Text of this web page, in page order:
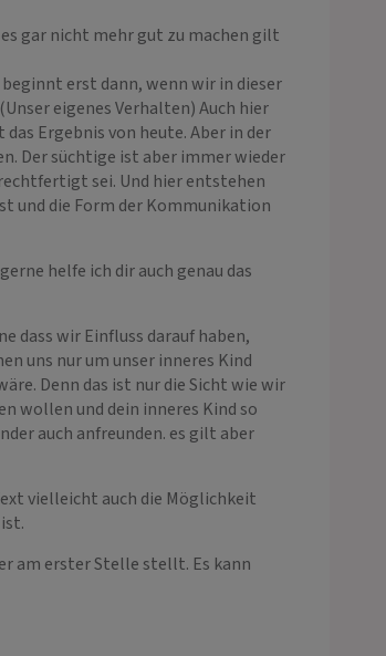
gar nicht mehr gut zu machen gilt
erst dann, wenn wir in dieser
eigenes Verhalten) Auch hier
Ergebnis von heute. Aber in der
Der süchtige ist aber immer wieder
sei. Und hier entstehen
und die Form der Kommunikation
helfe ich dir auch genau das
dass wir Einfluss darauf haben,
uns nur um unser inneres Kind
Denn das ist nur die Sicht wie wir
wollen und dein inneres Kind so
auch anfreunden. es gilt aber
vielleicht auch die Möglichkeit
am erster Stelle stellt. Es kann